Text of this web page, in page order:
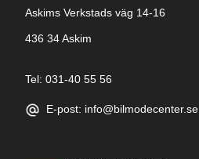
Askims Verkstads väg 14-16
436 34 Askim
Tel: 031-40 55 56
E-post: info@bilmodecenter.se